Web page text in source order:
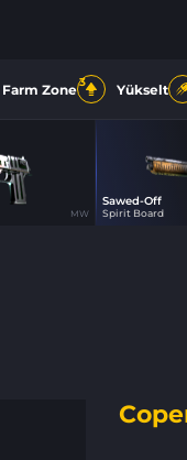
Farm Zone3 Yükselt
MW 20
Sawed-Off
Spirit Board